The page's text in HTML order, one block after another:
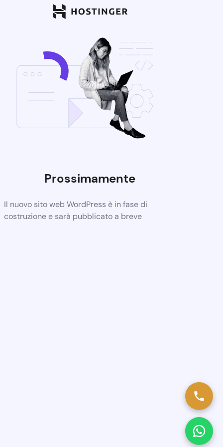
Prossimamente
Il nuovo sito web WordPress è in fase di
costruzione e sarà pubblicato a breve